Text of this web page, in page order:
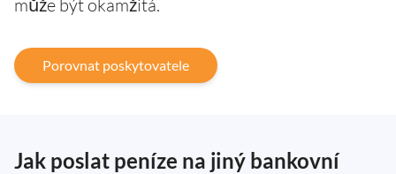
může být okamžitá.
Porovnat poskytovatele
Jak poslat peníze na jiný bankovní